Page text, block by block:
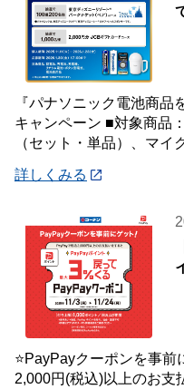
『パナソニック電池商
キャンペーン ■対象商品：乾電池、エネループ、充電器
（セット・単品）、マ
詳しくみる
⭐PayPayクーポンを事前にゲット！ 対象
2,000円(税込)以上のお支